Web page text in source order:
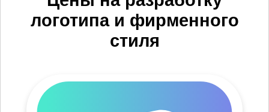
логотипа и фирменного
стиля